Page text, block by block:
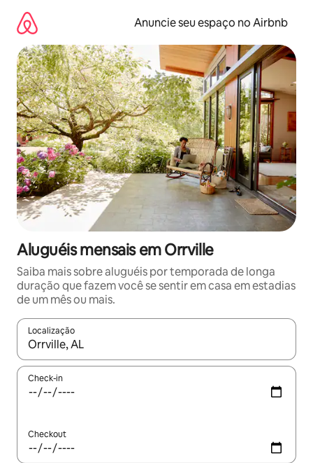
para
conteúdo
Anuncie seu espaço no Airbnb
Aluguéis mensais em Orrville
Saiba mais sobre aluguéis por temporada de longa
duração que fazem você se sentir em casa em estadias
de um mês ou mais.
Localização
Quando os resultados estiverem disponíveis, explore-os
Check-in
Checkout